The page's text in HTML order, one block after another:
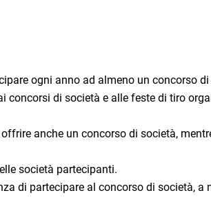
ogni anno ad almeno un concorso
di società e alle feste di tiro
anche un concorso di società,
società partecipanti.
di partecipare al concorso di società, a